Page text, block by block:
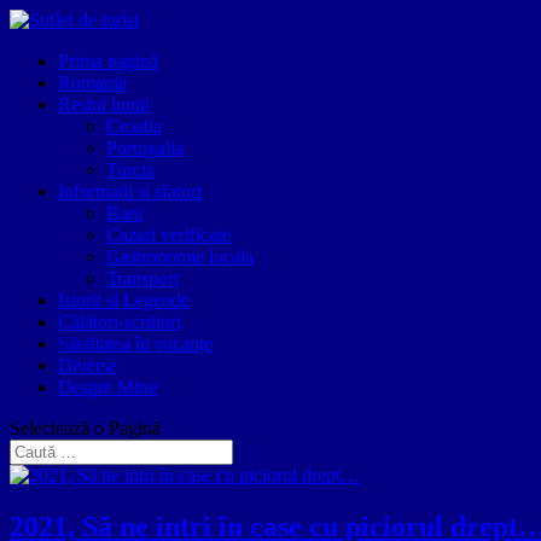
Prima pagină
Romania
Restul lumii
Croatia
Portugalia
Turcia
Informatii si sfaturi
Bani
Cazari verificate
Gastronomie locala
Transport
Istorii si Legende
Călători-scriitori
Sănătatea în vacanțe
Diverse
Despre Mine
Selectează o Pagină
2021, Să ne intri în case cu piciorul